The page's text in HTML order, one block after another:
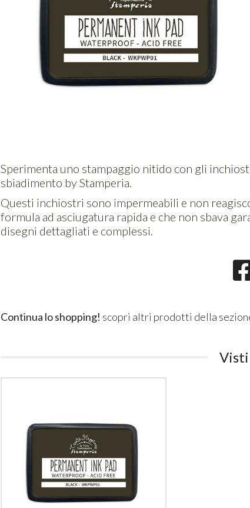
Sperimenta uno stampaggio nitido con gli
sbiadimento by Stamperia.
Questi inchiostri sono impermeabili e non
formula ad asciugatura rapida e che non sbava
disegni dettagliati e complessi.
Continua lo shopping! scopri altri prodotti della